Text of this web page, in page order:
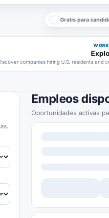
Gratis para
companies hiring U.S. residents and
Empleos
Oportunidades activas